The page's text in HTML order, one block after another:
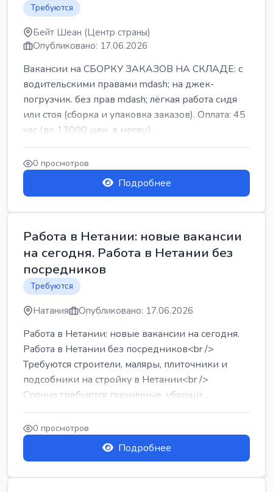
Требуются
Бейт Шеан (Центр страны)
Опубликовано: 17.06.2026
Вакансии на СБОРКУ ЗАКАЗОВ НА СКЛАДЕ: с
водительскими правами mdash; на джек-
погрузчик. без прав mdash; лёгкая работа сидя
или стоя (сборка и упаковка заказов). Оплата: 45
час (до 13000 шек. в месяц) ...
0 просмотров
Подробнее
Работа в Нетании: новые вакансии
на сегодня. Работа в Нетании без
посредников
Требуются
Натания Опубликовано: 17.06.2026
Работа в Нетании: новые вакансии на сегодня.
Работа в Нетании без посредников<br />
Требуются строители, маляры, плиточники и
подсобники на стройку в Нетании<br />
Срочно требуются горничные, уборщи...
0 просмотров
Подробнее